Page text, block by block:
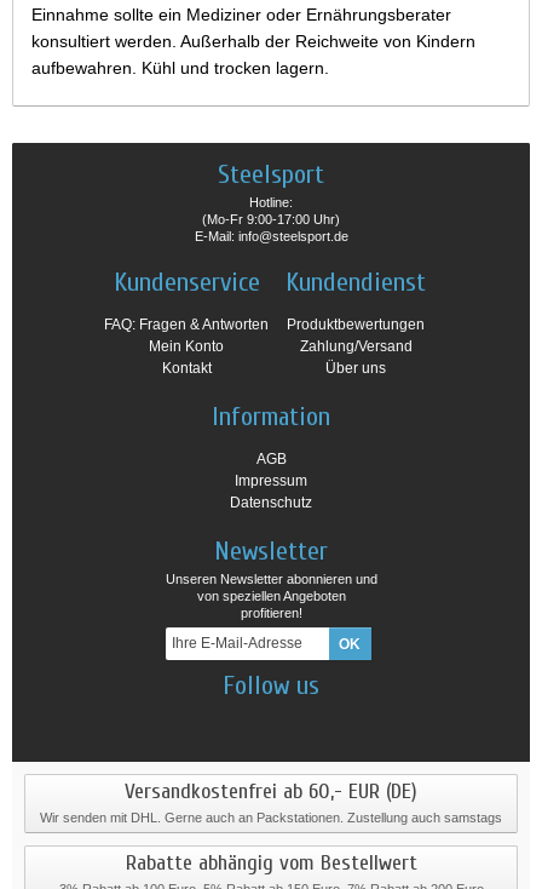
Einnahme sollte ein Mediziner oder Ernährungsberater
konsultiert werden. Außerhalb der Reichweite von Kindern
aufbewahren. Kühl und trocken lagern.
Steelsport
Hotline:
(Mo-Fr 9:00-17:00 Uhr)
E-Mail: info@steelsport.de
Kundenservice
FAQ: Fragen & Antworten
Mein Konto
Kontakt
Kundendienst
Produktbewertungen
Zahlung/Versand
Über uns
Information
AGB
Impressum
Datenschutz
Newsletter
Unseren Newsletter abonnieren und
von speziellen Angeboten
profitieren!
Follow us
Versandkostenfrei ab 60,- EUR (DE)
Wir senden mit DHL. Gerne auch an Packstationen. Zustellung auch samstags
Rabatte abhängig vom Bestellwert